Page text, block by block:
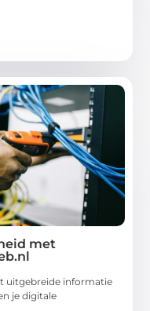
met
uitgebreide informatie
je digitale